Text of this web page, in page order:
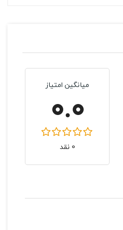
میانگین امتیاز
0.0
0 نقد